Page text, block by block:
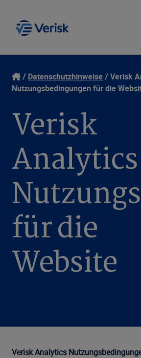
Unsere Lösungen
Unternehmen
Kontakt
Datenschutzhinweise
Verisk
Nutzungsbedingungen für die
Verisk
Analytics
für die
Website
Verisk Analytics